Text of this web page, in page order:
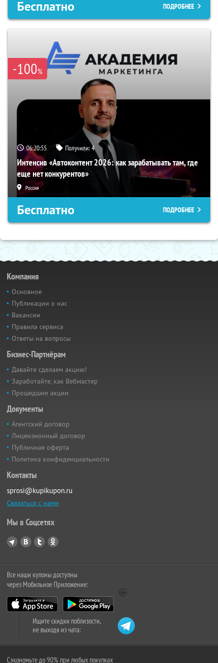
Бесплатно ПОДРОБНЕЕ
-100%
06:20:54 Получили:4
Интенсив «Автоконтент 2026: как зарабатывать там, где
еще нет конкурентов»
Россия
Бесплатно ПОДРОБНЕЕ
Компания
Основное
Публикации о нас
Вакансии
Правила сервиса
Ответы на вопросы
Бизнес-Партнёрам
Давайте сделаем акцию!
Заработайте, как Вебмастер
Прошедшие акции
Документы
Агентский договор
Лицензионный договор
Публичная оферта
Политика конфиденциальности
Контакты
sprosi@kupikupon.ru
Связаться с нами
Мы в Соцсетях
Все наши купоны доступны
через Мобильное Приложение:
Ищите скидки поблизости,
не выходя из чата:
Сэкономьте до 90% при любых покупках